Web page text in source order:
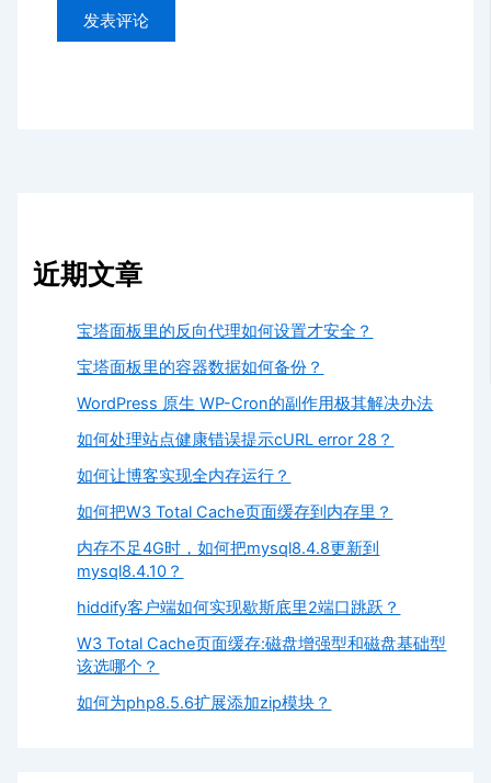
近期文章
宝塔面板里的反向代理如何设置才安全？
宝塔面板里的容器数据如何备份？
WordPress 原生 WP-Cron的副作用极其解决办法
如何处理站点健康错误提示cURL error 28？
如何让博客实现全内存运行？
如何把W3 Total Cache页面缓存到内存里？
内存不足4G时，如何把mysql8.4.8更新到
mysql8.4.10？
hiddify客户端如何实现歇斯底里2端口跳跃？
W3 Total Cache页面缓存:磁盘增强型和磁盘基础型
该选哪个？
如何为php8.5.6扩展添加zip模块？